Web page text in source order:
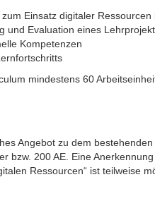
Einsatz digitaler
und Evaluation eines
Kompetenzen
mindestens 60
Angebot zu dem
bzw. 200 AE. Eine
Ressourcen“ ist teilweise